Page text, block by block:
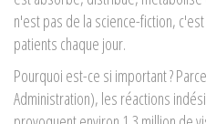
n'est pas de la science-fiction,
patients chaque jour.
Pourquoi est-ce si important ?
Administration), les réactions